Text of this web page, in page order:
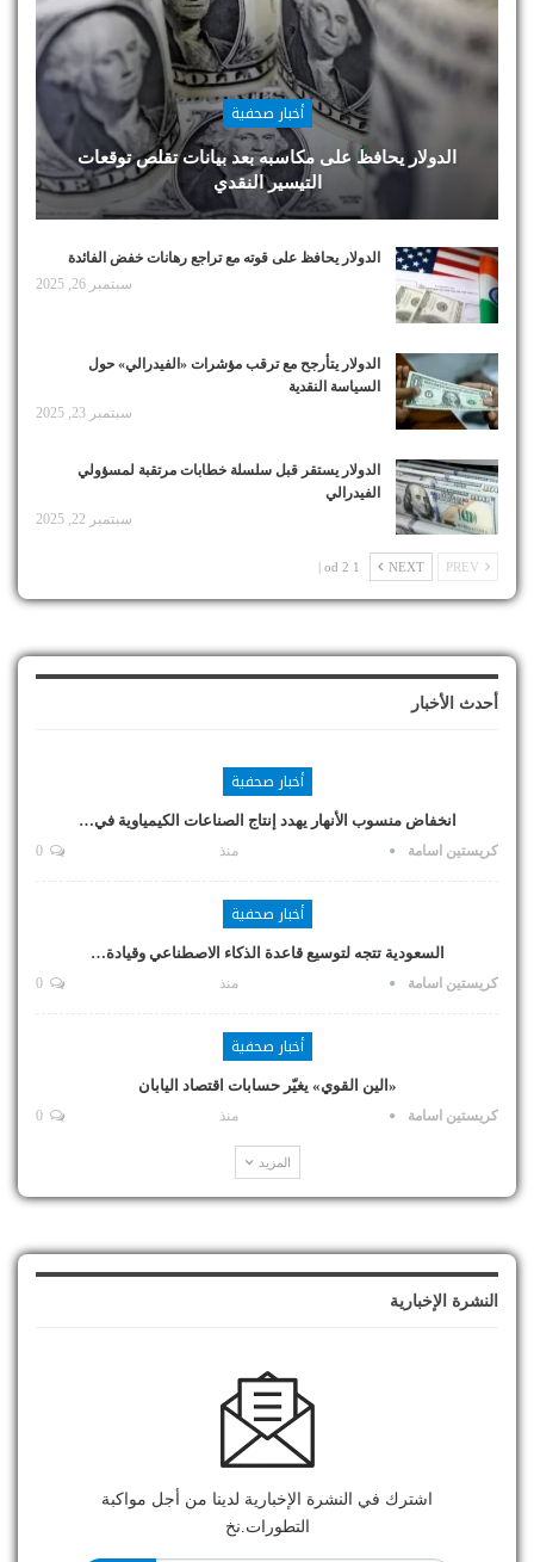
أخبار صحفية
الدولار يحافظ على مكاسبه بعد بيانات تقلص توقعات
التيسير النقدي
الدولار يحافظ على قوته مع تراجع رهانات خفض الفائدة
سبتمبر 26, 2025
الدولار يتأرجح مع ترقب مؤشرات «الفيدرالي» حول
السياسة النقدية
سبتمبر 23, 2025
الدولار يستقر قبل سلسلة خطابات مرتقبة لمسؤولي
الفيدرالي
سبتمبر 22, 2025
NEXT
1 od 2 |
أحدث الأخبار
أخبار صحفية
انخفاض منسوب الأنهار يهدد إنتاج الصناعات الكيمياوية في…
كريستين اسامة منذ
أخبار صحفية
السعودية تتجه لتوسيع قاعدة الذكاء الاصطناعي وقيادة…
كريستين اسامة منذ
أخبار صحفية
«الين القوي» يغيّر حسابات اقتصاد اليابان
كريستين اسامة منذ
المزيد
النشرة الإخبارية
اشترك في النشرة الإخبارية لدينا من أجل مواكبة
التطورات.نخ